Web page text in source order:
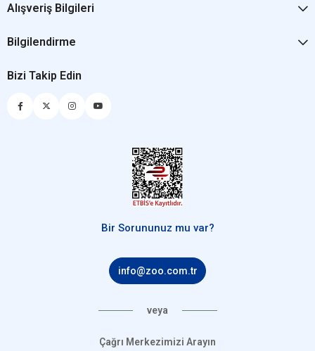
Alışveriş Bilgileri
Bilgilendirme
Bizi Takip Edin
Bir Sorununuz mu var?
info@zoo.com.tr
veya
Çağrı Merkezimizi Arayın